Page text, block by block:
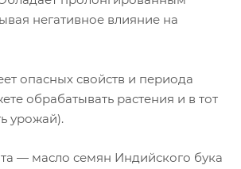
негативное влияние на
опасных свойств и периода
обрабатывать растения и в тот
урожай).
— масло семян Индийского бука